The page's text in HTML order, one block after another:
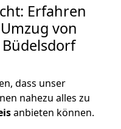
Erfahren
von
dass unser
nahezu alles zu
anbieten können.